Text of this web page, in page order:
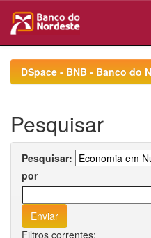
navigationDSpace - BNB - Banco do
Pesquisar
Pesquisar:
por
Filtros correntes: